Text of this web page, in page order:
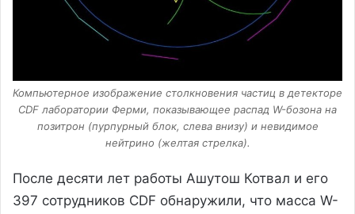
Компьютерное изображение столкновения частиц в детекторе
CDF лаборатории Ферми, показывающее распад W-бозона на
позитрон (пурпурный блок, слева внизу) и невидимое
нейтрино (желтая стрелка).
После десяти лет работы Ашутош Котвал и его
397 сотрудников CDF обнаружили, что масса W-